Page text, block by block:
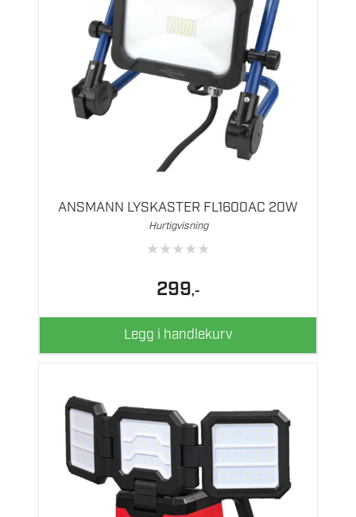
ANSMANN LYSKASTER FL1600AC 20W
Hurtigvisning
★★★★★
299,-
Legg i handlekurv